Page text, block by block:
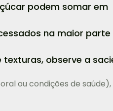
podem somar em
na maior parte
observe a
ou condições de saúde),